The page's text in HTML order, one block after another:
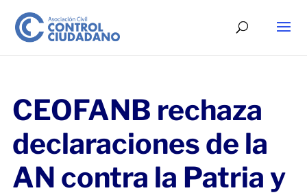
CEOFANB rechaza
declaraciones de la
AN contra la Patria y